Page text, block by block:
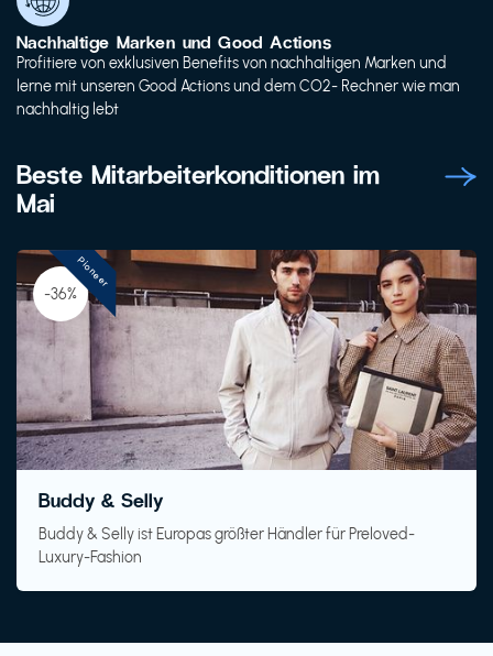
Nachhaltige Marken und Good Actions
Profitiere von exklusiven Benefits von nachhaltigen Marken und
lerne mit unseren Good Actions und dem CO2- Rechner wie man
nachhaltig lebt
Beste Mitarbeiterkonditionen im
Mai
-36%
Buddy & Selly
Buddy & Selly ist Europas größter Händler für Preloved-
Luxury-Fashion
Pioneer